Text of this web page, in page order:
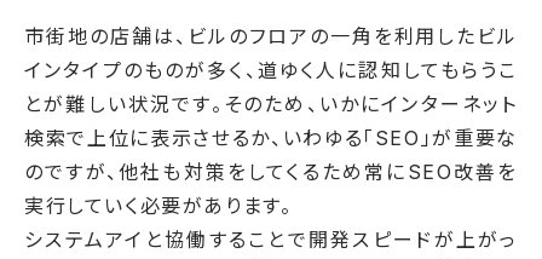
市街地の店舗は、ビルのフロアの一角を利用したビル
インタイプのものが多く、道ゆく人に認知してもらうこ
とが難しい状況です。そのため、いかにインターネット
検索で上位に表示させるか、いわゆる「SEO」が重要な
のですが、他社も対策をしてくるため常にSEO改善を
実行していく必要があります。
システムアイと協働することで開発スピードが上がっ